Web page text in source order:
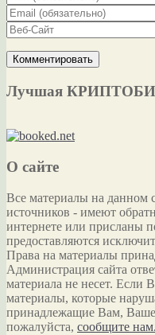
Лучшая
О сайте
Все материалы на данном
источников - имеют
интернете или присланы
предоставляются
Права на материалы
Администрация сайта
материала не несет. Если
материалы, которые
принадлежащие Вам,
пожалуйста, сообщите нам.